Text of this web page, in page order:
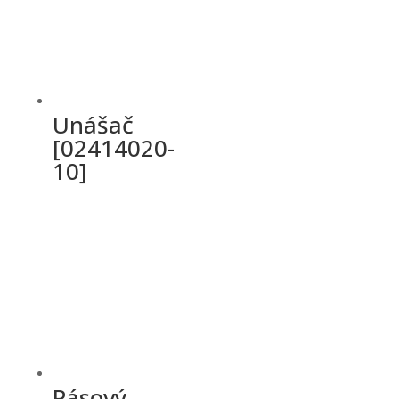
Unášač
[02414020-
10]